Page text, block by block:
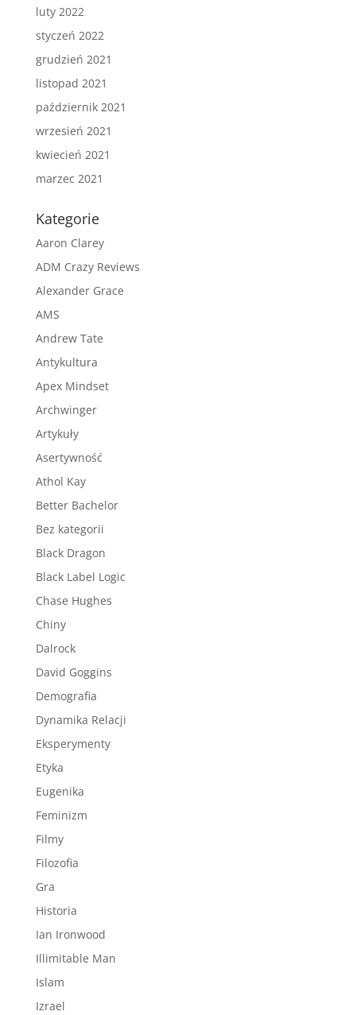
luty 2022
styczeń 2022
grudzień 2021
listopad 2021
październik 2021
wrzesień 2021
kwiecień 2021
marzec 2021
Kategorie
Aaron Clarey
ADM Crazy Reviews
Alexander Grace
AMS
Andrew Tate
Antykultura
Apex Mindset
Archwinger
Artykuły
Asertywność
Athol Kay
Better Bachelor
Bez kategorii
Black Dragon
Black Label Logic
Chase Hughes
Chiny
Dalrock
David Goggins
Demografia
Dynamika Relacji
Eksperymenty
Etyka
Eugenika
Feminizm
Filmy
Filozofia
Gra
Historia
Ian Ironwood
Illimitable Man
Islam
Izrael